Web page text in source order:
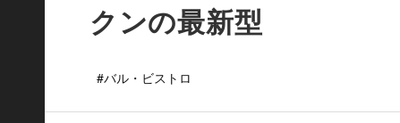
クンの最新型
#バル・ビストロ